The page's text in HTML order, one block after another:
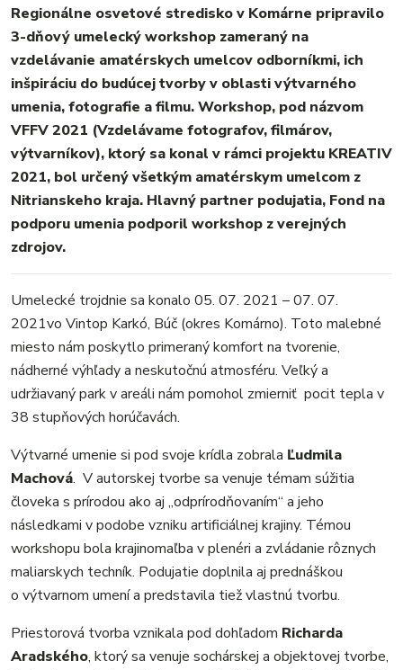
MESTO
REGIÓN
ŠPORT
KULTÚRA
FOTKY
VIDEO
MIX
Regionálne osvetové stredisko v Komárne pripravilo
3-dňový umelecký workshop zameraný na
vzdelávanie amatérskych umelcov odborníkmi, ich
inšpiráciu do budúcej tvorby v oblasti výtvarného
umenia, fotografie a filmu. Workshop, pod názvom
VFFV 2021 (Vzdelávame fotografov, filmárov,
výtvarníkov), ktorý sa konal v rámci projektu KREATIV
2021, bol určený všetkým amatérskym umelcom z
Nitrianskeho kraja. Hlavný partner podujatia, Fond na
podporu umenia podporil workshop z verejných
zdrojov.
Umelecké trojdnie sa konalo 05. 07. 2021 – 07. 07.
2021vo Vintop Karkó, Búč (okres Komárno). Toto malebné
miesto nám poskytlo primeraný komfort na tvorenie,
nádherné výhľady a neskutočnú atmosféru. Veľký a
udržiavaný park v areáli nám pomohol zmierniť pocit tepla v
38 stupňových horúčavách.
Výtvarné umenie si pod svoje krídla zobrala Ľudmila
Machová. V autorskej tvorbe sa venuje témam súžitia
človeka s prírodou ako aj „odprírodňovaním“ a jeho
následkami v podobe vzniku artificiálnej krajiny. Témou
workshopu bola krajinomaľba v plenéri a zvládanie rôznych
maliarskych techník. Podujatie doplnila aj prednáškou
o výtvarnom umení a predstavila tiež vlastnú tvorbu.
Priestorová tvorba vznikala pod dohľadom Richarda
Aradského, ktorý sa venuje sochárskej a objektovej tvorbe,